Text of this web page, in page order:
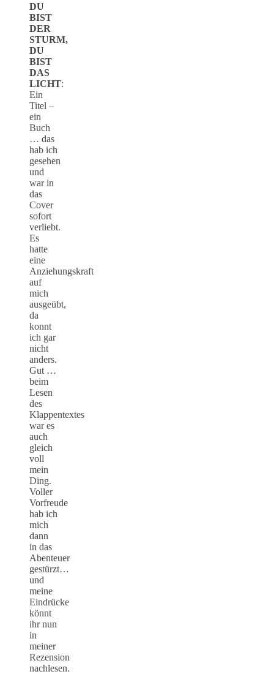
DU
BIST
DER
STURM,
DU
BIST
DAS
LICHT:
Ein
Titel –
ein
Buch
… das
hab ich
gesehen
und
war in
das
Cover
sofort
verliebt.
Es
hatte
eine
Anziehungskraft
auf
mich
ausgeübt,
da
konnt
ich gar
nicht
anders.
Gut …
beim
Lesen
des
Klappentextes
war es
auch
gleich
voll
mein
Ding.
Voller
Vorfreude
hab ich
mich
dann
in das
Abenteuer
gestürzt…
und
meine
Eindrücke
könnt
ihr nun
in
meiner
Rezension
nachlesen.